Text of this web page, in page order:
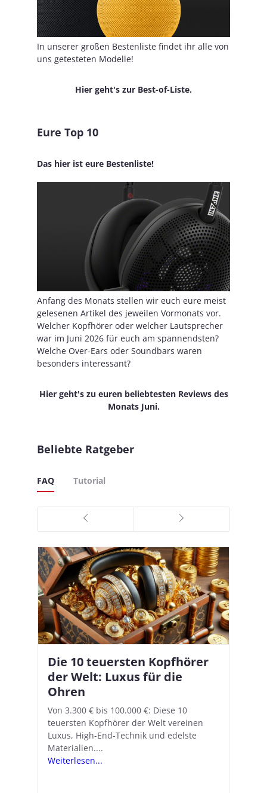
In unserer großen Bestenliste findet ihr alle von
uns getesteten Modelle!
Hier geht's zur Best-of-Liste.
Eure Top 10
Das hier ist eure Bestenliste!
Anfang des Monats stellen wir euch eure meist
gelesenen Artikel des jeweilen Vormonats vor.
Welcher Kopfhörer oder welcher Lautsprecher
war im Juni 2026 für euch am spannendsten?
Welche Over-Ears oder Soundbars waren
besonders interessant?
Hier geht's zu euren beliebtesten Reviews des
Monats Juni.
Beliebte Ratgeber
FAQ Tutorial
Die 10 teuersten Kopfhörer
der Welt: Luxus für die
Ohren
Von 3.300 € bis 100.000 €: Diese 10
teuersten Kopfhörer der Welt vereinen
Luxus, High-End-Technik und edelste
Materialien....
Weiterlesen...
Apple AirPods Pro 2 und iOS
18.1: So richtet ihr das neue
Hörgeräte-Feature ein
Mit iOS 18.1 und den AirPods Pro 2
verwandelt Apple seine In-Ear-Kopfhörer
in kostengünstige Hörhilfen. In wenigen
Schritten...
Weiterlesen...